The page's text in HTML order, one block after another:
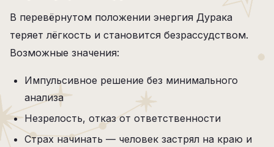
В перевёрнутом положении энергия Дурака
теряет лёгкость и становится безрассудством.
Возможные значения:
Импульсивное решение без минимального
анализа
Незрелость, отказ от ответственности
Страх начинать — человек застрял на краю и